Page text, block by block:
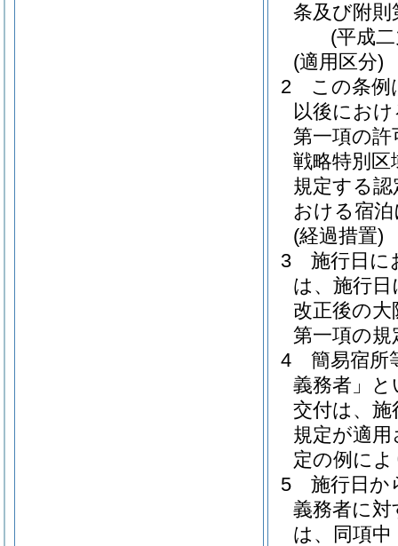
条及び附
(平成
(適用区分)
2
この条例
以後にお
第一項の
戦略特別区
規定する
おける宿
(経過措置)
3
施行日に
は、施行
改正後の大
第一項の
4
簡易宿所
義務者」と
交付は、
規定が適
定の例に
5
施行日か
義務者に
は、同項